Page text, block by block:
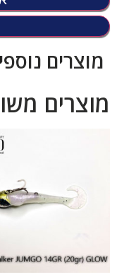
מוצרים
מוצרים